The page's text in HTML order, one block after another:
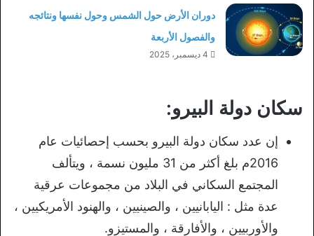
دوران الأرض حول الشمس وحول نفسها ونتائجه
والفصول الأربعة
4 ديسمبر، 2025
سكان دولة البيرو:
إن عدد سكان دولة البيرو بحسب إحصائيات عام
2016م بلغ أكثر من 31 مليون نسمة ، ويتألف
المجتمع السكاني في البلاد من مجموعات عرقية
عدة مثل : اليابانيين ، والصينيين ، والهنود الأمريكيين ،
والأوربيين ، والأفارقة ، والمستيزو.